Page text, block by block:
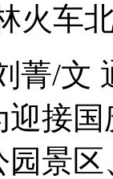
火车
/文
接
景